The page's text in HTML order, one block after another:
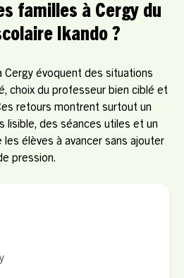
familles à Cergy du
Ikando ?
Cergy évoquent des situations
choix du professeur bien ciblé et
retours montrent surtout un
lisible, des séances utiles et un
les élèves à avancer sans ajouter
pression.